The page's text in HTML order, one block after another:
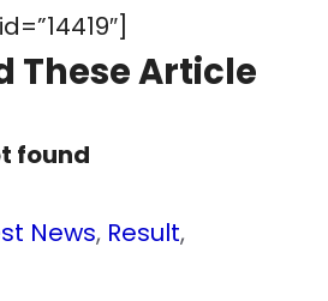
These Article
found
News, Result,